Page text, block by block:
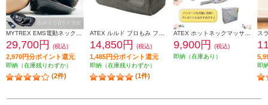
29,700円 (税込)
2,970円分ポイント還元
即納（在庫残りわずか）
(2件)
14,850円 (税込)
1,485円分ポイント還元
即納（在庫残りわずか）
(1件)
9,900円
(税込)
即納（在庫あり）
即